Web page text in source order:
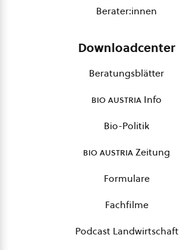
Berater:innen
Downloadcenter
Beratungsblätter
bio austria Info
Bio-Politik
bio austriaZeitung
Formulare
Fachfilme
Podcast Landwirtschaft